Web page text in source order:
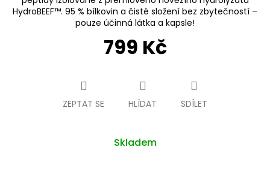
799 Kč
Skladem
HydroBEEF™. 95 % bílkovin a čisté složení bez zbytečností –
pouze účinná látka a kapsle!
ZEPTAT SE HLÍDAT SDÍLET